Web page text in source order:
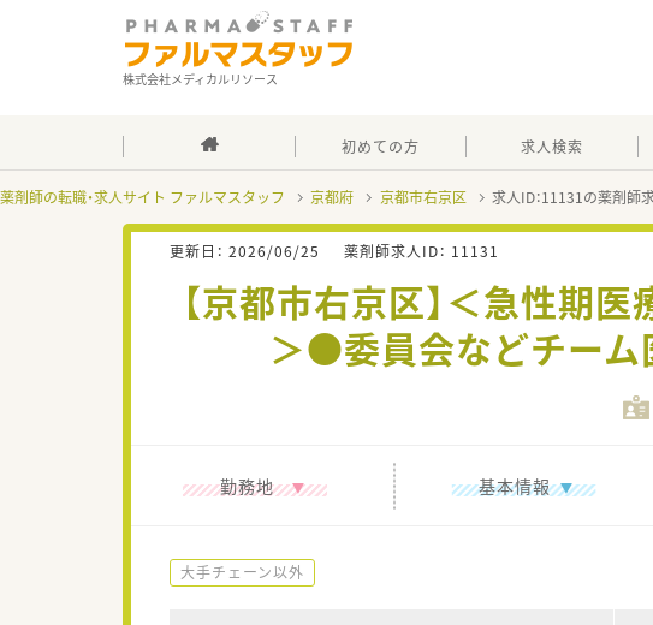
株式会社メディカルリソース
初めての方 求人検索
薬剤師の転職・求人サイト ファルマスタッフ 京都府 京都市右京区 求人ID：11131の薬剤師
更新日： 2026/06/25 薬剤師求人ID： 11131
【京都市右京区】＜急性期
＞●委員会などチーム
勤務地 基本情報
大手チェーン以外